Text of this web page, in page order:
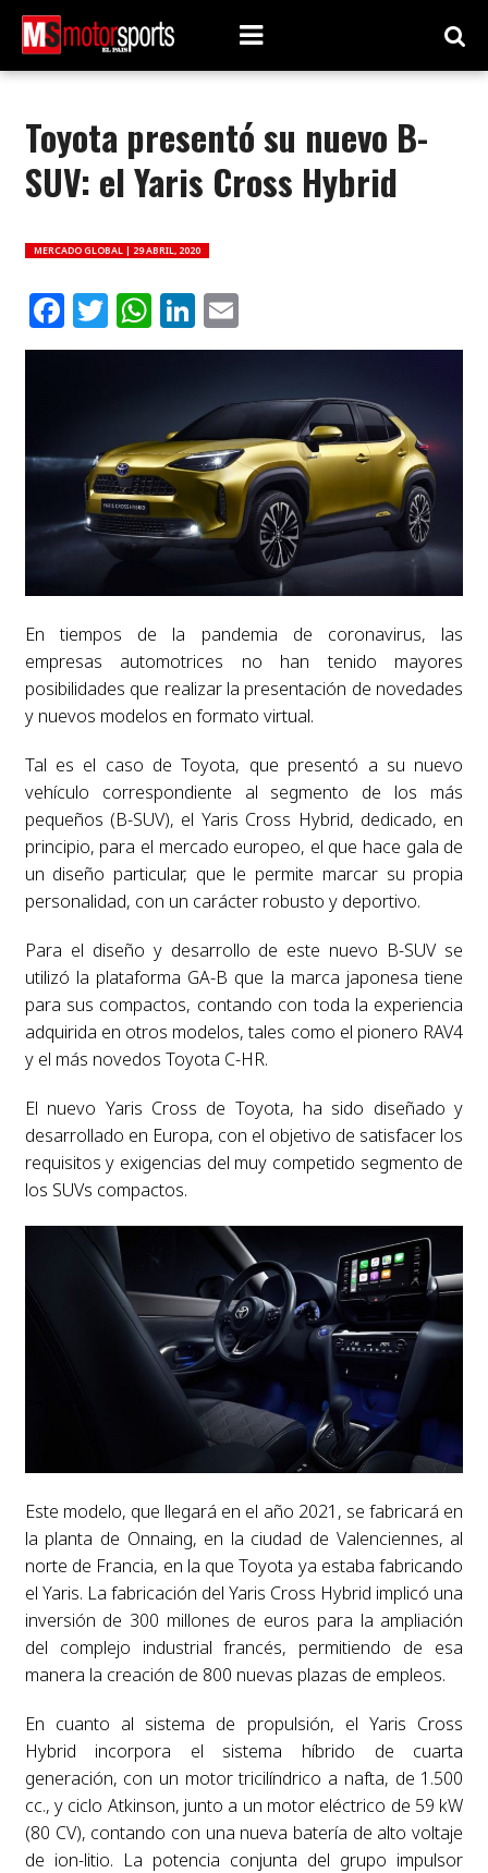
Toyota presentó su nuevo B-
SUV: el Yaris Cross Hybrid
MERCADO GLOBAL | 29 ABRIL, 2020
Facebook
Twitter
WhatsApp
LinkedIn
Email
En tiempos de la pandemia de coronavirus, las
empresas automotrices no han tenido mayores
posibilidades que realizar la presentación de novedades
y nuevos modelos en formato virtual.
Tal es el caso de Toyota, que presentó a su nuevo
vehículo correspondiente al segmento de los más
pequeños (B-SUV), el Yaris Cross Hybrid, dedicado, en
principio, para el mercado europeo, el que hace gala de
un diseño particular, que le permite marcar su propia
personalidad, con un carácter robusto y deportivo.
Para el diseño y desarrollo de este nuevo B-SUV se
utilizó la plataforma GA-B que la marca japonesa tiene
para sus compactos, contando con toda la experiencia
adquirida en otros modelos, tales como el pionero RAV4
y el más novedos Toyota C-HR.
El nuevo Yaris Cross de Toyota, ha sido diseñado y
desarrollado en Europa, con el objetivo de satisfacer los
requisitos y exigencias del muy competido segmento de
los SUVs compactos.
Este modelo, que llegará en el año 2021, se fabricará en
la planta de Onnaing, en la ciudad de Valenciennes, al
norte de Francia, en la que Toyota ya estaba fabricando
el Yaris. La fabricación del Yaris Cross Hybrid implicó una
inversión de 300 millones de euros para la ampliación
del complejo industrial francés, permitiendo de esa
manera la creación de 800 nuevas plazas de empleos.
En cuanto al sistema de propulsión, el Yaris Cross
Hybrid incorpora el sistema híbrido de cuarta
generación, con un motor tricilíndrico a nafta, de 1.500
cc., y ciclo Atkinson, junto a un motor eléctrico de 59 kW
(80 CV), contando con una nueva batería de alto voltaje
de ion-litio. La potencia conjunta del grupo impulsor